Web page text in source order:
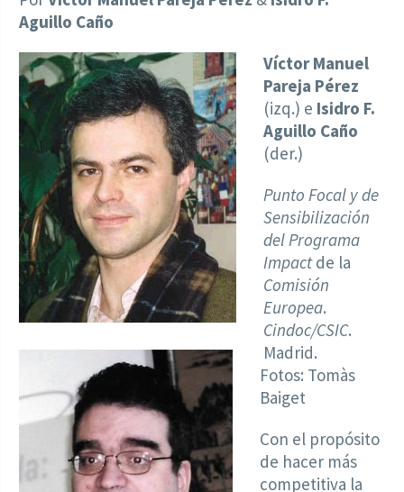
Aguillo Caño
Víctor Manuel
Pareja Pérez
(izq.) e Isidro F.
Aguillo Caño
(der.)
Punto Focal y de
Sensibilización
del Programa
Impactde la
Comisión
Europea.
Cindoc/CSIC.
Madrid.
Fotos: Tomàs
Baiget
Con el propósito
de hacer más
competitiva la